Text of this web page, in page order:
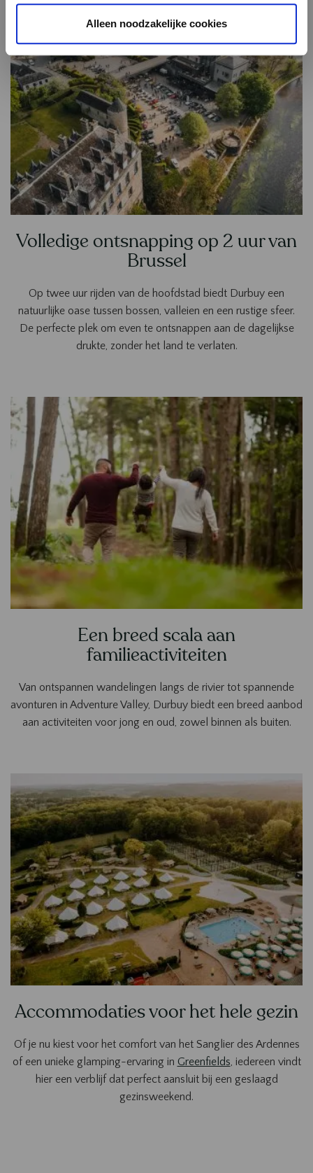
Alleen noodzakelijke cookies
Volledige ontsnapping op 2 uur van
Brussel
Op twee uur rijden van de hoofdstad biedt Durbuy een
natuurlijke oase tussen bossen, valleien en een rustige sfeer.
De perfecte plek om even te ontsnappen aan de dagelijkse
drukte, zonder het land te verlaten.
Een breed scala aan
familieactiviteiten
Van ontspannen wandelingen langs de rivier tot spannende
avonturen in Adventure Valley, Durbuy biedt een breed aanbod
aan activiteiten voor jong en oud, zowel binnen als buiten.
Accommodaties voor het hele gezin
Of je nu kiest voor het comfort van het Sanglier des Ardennes
of een unieke glamping-ervaring in Greenfields, iedereen vindt
hier een verblijf dat perfect aansluit bij een geslaagd
gezinsweekend.